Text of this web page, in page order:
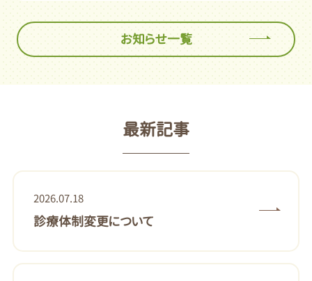
お知らせ一覧
最新記事
2026.07.18
診療体制変更について